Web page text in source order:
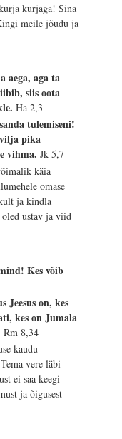
kurjaga! Sina
meile jõudu ja
aega, aga ta
siis oota
Ha 2,3
tulemiseni!
pika
vihma.Jk 5,7
käia
omase
ja kindla
ustav ja viid
Kes võib
Jeesus on, kes
kes on Jumala
Rm 8,34
kaudu
vere läbi
ei saa keegi
ja õigusest